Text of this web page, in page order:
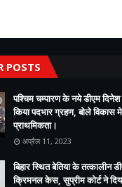
POSTS
पश्चिम चम्पारण के नये डीएम
किया पदभार ग्रहण, बोले विकास
प्राथमिकता।
अप्रैल 11, 2023
बिहार स्थित बेतिया के तत्कालीन
क्रिमनल केस, सुप्रीम कोर्ट ने